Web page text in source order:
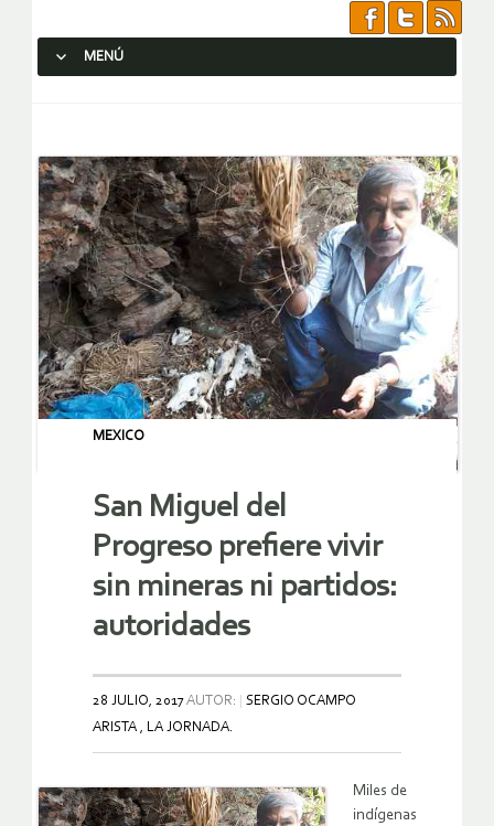
MENÚ
MEXICO
San Miguel del
Progreso prefiere vivir
sin mineras ni partidos:
autoridades
28 JULIO, 2017AUTOR:
SERGIO OCAMPO
ARISTA , LA JORNADA.
Miles de
indígenas